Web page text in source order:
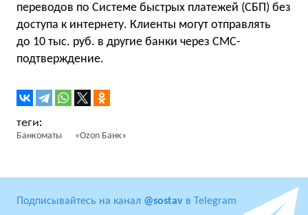
переводов по Системе быстрых платежей (СБП) без
доступа к интернету. Клиенты могут отправлять
до 10 тыс. руб. в другие банки через СМС-
подтверждение.
Банкоматы «Ozon Банк»
Подписывайтесь на канал @sostav в Telegram